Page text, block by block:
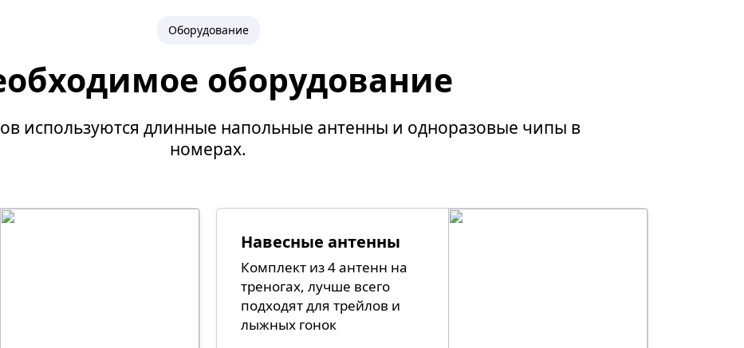
Оборудование
оборудование
используются длинные напольные антенны и одноразовые чипы в
номерах.
Навесные антенны
Комплект из 4 антенн на
треногах, лучше всего
подходят для трейлов и
лыжных гонок